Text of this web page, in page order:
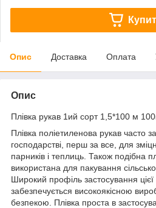
Опис Доставка Оплата
Опис
Плівка рукав 1ий сорт 1,5*100 м
Плівка поліетиленова рукав часто
господарстві, перш за все, для
парників і теплиць. Також подібна
використана для пакування
Широкий профіль застосування цієї
забезпечується високоякісною
безпекою. Плівка проста в